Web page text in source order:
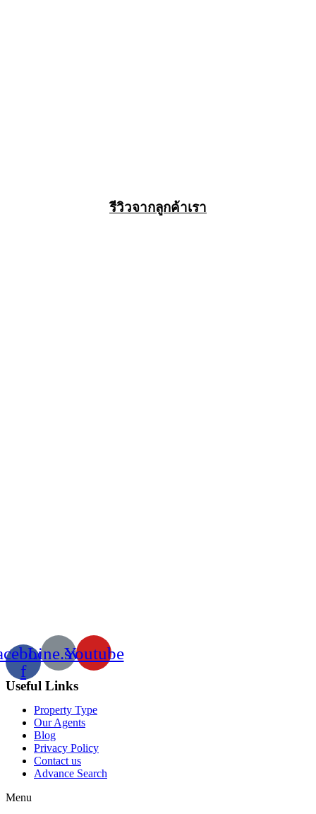
รีวิวจากลูกค้าเรา
f
Line.svgYoutube
Useful Links
Property Type
Our Agents
Blog
Privacy Policy
Contact us
Advance Search
Menu